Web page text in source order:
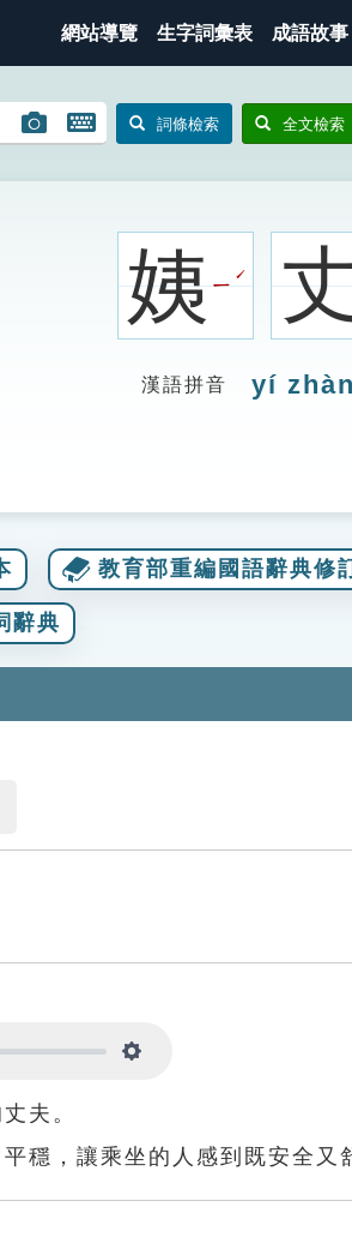
網站導覽 生字詞彙表 成語故事
圖
搜
開
鍵
詞條檢索 全文檢索
姨ㄧ
ˊ
漢語拼音 yí
教育部重編國語辭典修
辭典
夫。
平穩，讓乘坐的人感到既安